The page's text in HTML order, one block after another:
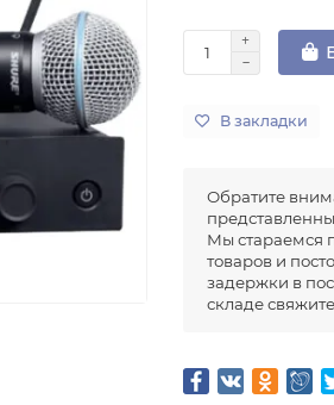
В закладки
Обратите
Мы стараемся
товаров и
задержки в
складе